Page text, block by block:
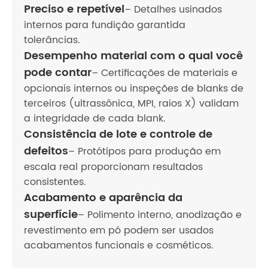
Preciso e repetível– Detalhes usinados
internos para fundição garantida
tolerâncias.
Desempenho material com o qual você
pode contar– Certificações de materiais e
opcionais internos ou inspeções de blanks de
terceiros (ultrassônica, MPI, raios X) validam
a integridade de cada blank.
Consistência de lote e controle de
defeitos– Protótipos para produção em
escala real proporcionam resultados
consistentes.
Acabamento e aparência da
superfície– Polimento interno, anodização e
revestimento em pó podem ser usados
acabamentos funcionais e cosméticos.